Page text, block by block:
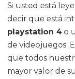
Si usted está
decir que está
playstation 4 o
de videojuegos.
que todos
mayor valor de